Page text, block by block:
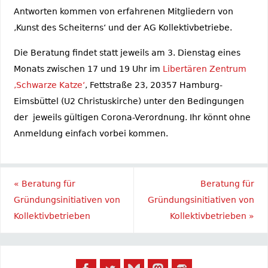
Antworten kommen von erfahrenen Mitgliedern von
‚Kunst des Scheiterns‘ und der AG Kollektivbetriebe.
Die Beratung findet statt jeweils am 3. Dienstag eines
Monats zwischen 17 und 19 Uhr im Libertären Zentrum
‚Schwarze Katze‘, Fettstraße 23, 20357 Hamburg-
Eimsbüttel (U2 Christuskirche) unter den Bedingungen
der jeweils gültigen Corona-Verordnung. Ihr könnt ohne
Anmeldung einfach vorbei kommen.
« Beratung für
Gründungsinitiativen von
Kollektivbetrieben
Beratung für
Gründungsinitiativen von
Kollektivbetrieben »